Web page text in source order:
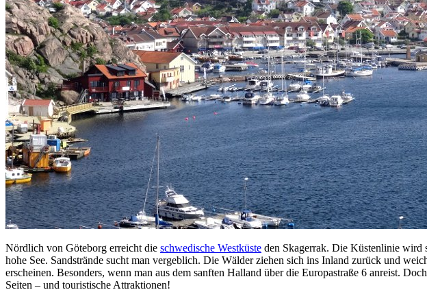
Nördlich von Göteborg erreicht die schwedische Westküste den Skagerrak. Die Küstenlinie wird
hohe See. Sandstrände sucht man vergeblich. Die Wälder ziehen sich ins Inland zurück und
erscheinen. Besonders, wenn man aus dem sanften Halland über die Europastraße 6 anreist.
Seiten – und touristische Attraktionen!